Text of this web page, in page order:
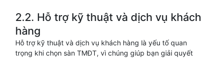
2.2. Hỗ trợ kỹ thuật và dịch vụ khách
hàng
Hỗ trợ kỹ thuật và dịch vụ khách hàng là yếu tố quan
trọng khi chọn sàn TMĐT, vì chúng giúp bạn giải quyết